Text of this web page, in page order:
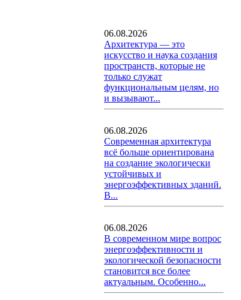
06.08.2026
Архитектура — это
искусство и наука создания
пространств, которые не
только служат
функциональным целям, но
и вызывают...
06.08.2026
Современная архитектура
всё больше ориентирована
на создание экологически
устойчивых и
энергоэффективных зданий.
В...
06.08.2026
В современном мире вопрос
энергоэффективности и
экологической безопасности
становится все более
актуальным. Особенно...